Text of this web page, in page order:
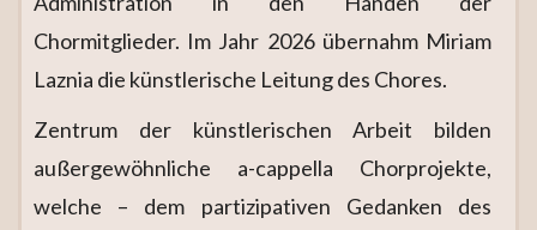
Chormitglieder. Im Jahr 2026 übernahm Miriam
Laznia die künstlerische Leitung des Chores.
Zentrum der künstlerischen Arbeit bilden
außergewöhnliche a-cappella Chorprojekte,
welche – dem partizipativen Gedanken des